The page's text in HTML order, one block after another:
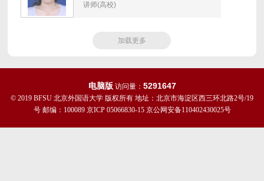
讲师(高校)
加载更多
电脑版访问量： 5291647
© 2019 BFSU 北京外国语大学 版权所有 地址：北京市海淀区西三环北路2号/19
号 邮编：100089 京ICP 05066830-15 京公网安备110402430025号